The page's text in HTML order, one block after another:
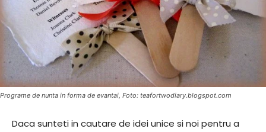
Programe de nunta in forma de evantai, Foto: teafortwodiary.blogspot.com
Daca sunteti in cautare de idei unice si noi pentru a